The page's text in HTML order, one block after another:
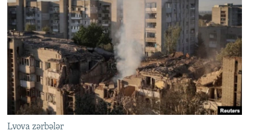
Lvova zərbələr